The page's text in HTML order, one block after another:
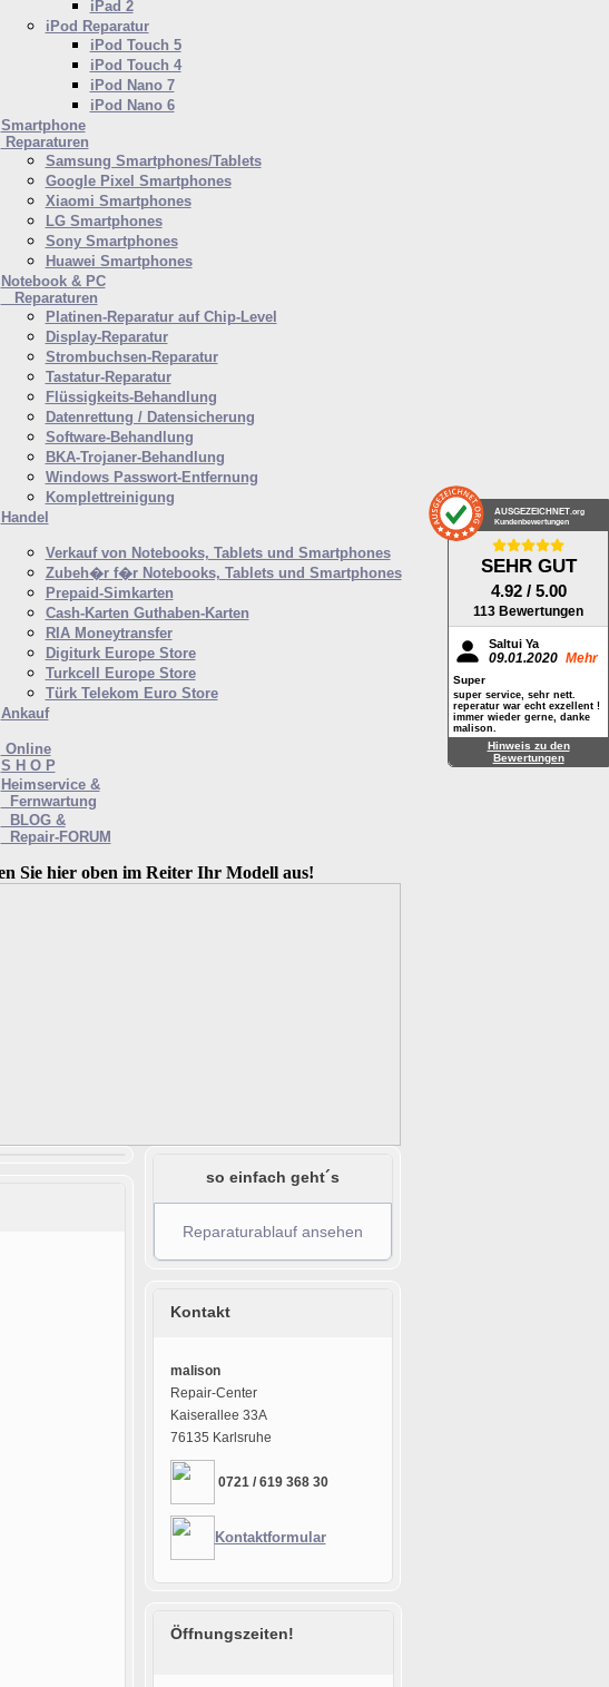
iPad 2
iPod Reparatur
iPod Touch 5
iPod Touch 4
iPod Nano 7
iPod Nano 6
Smartphone
Reparaturen
Samsung Smartphones/Tablets
Google Pixel Smartphones
Xiaomi Smartphones
LG Smartphones
Sony Smartphones
Huawei Smartphones
Notebook & PC
Reparaturen
Platinen-Reparatur auf Chip-Level
Display-Reparatur
Strombuchsen-Reparatur
Tastatur-Reparatur
Flüssigkeits-Behandlung
Datenrettung / Datensicherung
Software-Behandlung
BKA-Trojaner-Behandlung
Windows Passwort-Entfernung
Komplettreinigung
Handel
Verkauf von Notebooks, Tablets und Smartphones
Zubeh�r f�r Notebooks, Tablets und Smartphones
Prepaid-Simkarten
Cash-Karten Guthaben-Karten
RIA Moneytransfer
Digiturk Europe Store
Turkcell Europe Store
Türk Telekom Euro Store
Ankauf
Online
S H O P
Heimservice &
Fernwartung
BLOG &
Repair-FORUM
Sie hier oben im Reiter Ihr Modell aus!
so einfach geht´s
Reparaturablauf ansehen
Kontakt
malison
Repair-Center
Kaiserallee 33A
76135 Karlsruhe
0721 / 619 368 30
Kontaktformular
Öffnungszeiten!
AUSGEZEICHNET .org
Kundenbewertungen
SEHR GUT
4.92 / 5.00
113 Bewertungen
Saltui Ya
09.01.2020 Mehr
Super
super service, sehr nett.
reperatur war echt exzellent !
immer wieder gerne, danke
malison.
Hinweis zu den
Bewertungen